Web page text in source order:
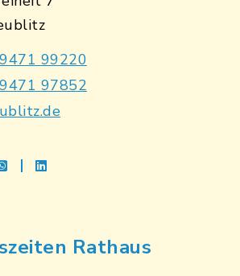
99220
97852
whatsapplinkedin
Rathaus